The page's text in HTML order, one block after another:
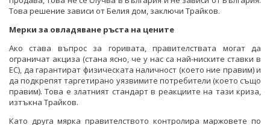
Това решение зависи от Белия дом, заключи Трайков.
Мерки за овладяване ръста на цените
Ако става въпрос за горивата, правителствата могат да
ограничат акциза (стана ясно, че у нас са най-ниските ставки в
ЕС), да гарантират физическата наличност (което ние правим) и
да подкрепят таргетирано уязвимите потребители (което също
правим). Това е златният стандарт в реакциите на тази криза,
изтъкна Трайков.
Като друга мярка правителството контролира маржовете по